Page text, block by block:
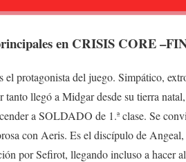
en CRISIS CORE
el protagonista del juego. Simpático,
tanto llegó a Midgar desde su tierra
a SOLDADO de 1.ª clase. Se
con Aeris. Es el discípulo de
por Sefirot, llegando incluso a hacer